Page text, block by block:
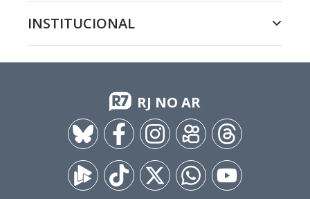
INSTITUCIONAL
RJ NO AR